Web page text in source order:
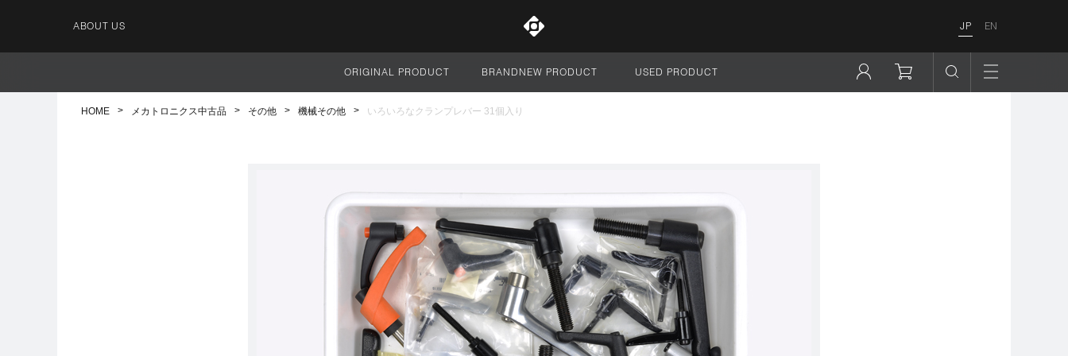
ABOUT US JP EN
サイト全体
ORIGINAL PRODUCT BRANDNEW PRODUCT USED PRODUCT
HOME メカトロニクス中古品 その他 機械その他 いろいろなクランプレバー 31個入り